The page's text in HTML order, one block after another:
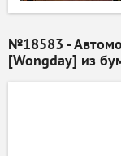
№18583 -
[Wongday] из